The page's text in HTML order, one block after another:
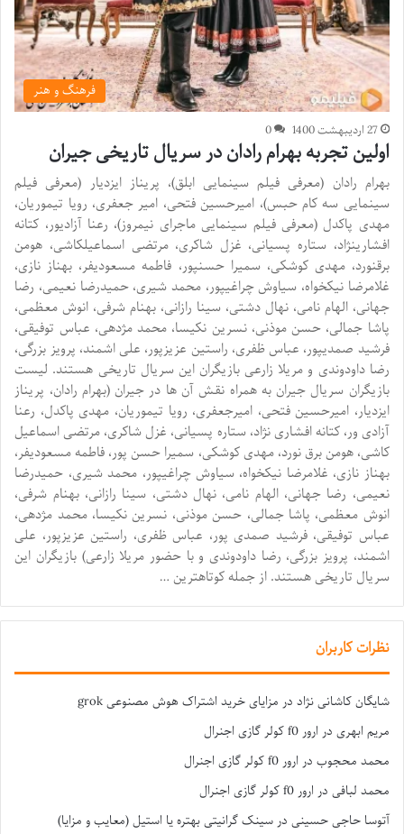
فرهنگ و هنر
27 اردیبهشت 1400 0
اولین تجربه بهرام رادان در سریال تاریخی جیران
بهرام رادان (معرفی فیلم سینمایی ابلق)، پریناز ایزدیار (معرفی فیلم
سینمایی سه کام حبس)، امیرحسین فتحی، امیر جعفری، رویا تیموریان،
مهدی پاکدل (معرفی فیلم سینمایی ماجرای نیمروز)، رعنا آزادیور، کتانه
افشارینژاد، ستاره پسیانی، غزل شاکری، مرتضی اسماعیلکاشی، هومن
برقنورد، مهدی کوشکی، سمیرا حسنپور، فاطمه مسعودیفر، بهناز نازی،
غلامرضا نیکخواه، سیاوش چراغیپور، محمد شیری، حمیدرضا نعیمی، رضا
جهانی، الهام نامی، نهال دشتی، سینا رازانی، بهنام شرفی، انوش معظمی،
پاشا جمالی، حسن موذنی، نسرین نکیسا، محمد مژدهی، عباس توفیقی،
فرشید صمدیپور، عباس ظفری، راستین عزیزپور، علی اشمند، پرویز بزرگی،
رضا داودوندی و مریلا زارعی بازیگران این سریال تاریخی هستند. لیست
بازیگران سریال جیران به همراه نقش آن ها در جیران (بهرام رادان، پریناز
ایزدیار، امیرحسین فتحی، امیرجعفری، رویا تیموریان، مهدی پاکدل، رعنا
آزادی ور، کتانه افشاری نژاد، ستاره پسیانی، غزل شاکری، مرتضی اسماعیل
کاشی، هومن برق نورد، مهدی کوشکی، سمیرا حسن پور، فاطمه مسعودیفر،
بهناز نازی، غلامرضا نیکخواه، سیاوش چراغیپور، محمد شیری، حمیدرضا
نعیمی، رضا جهانی، الهام نامی، نهال دشتی، سینا رازانی، بهنام شرفی،
انوش معظمی، پاشا جمالی، حسن موذنی، نسرین نکیسا، محمد مژدهی،
عباس توفیقی، فرشید صمدی پور، عباس ظفری، راستین عزیزپور، علی
اشمند، پرویز بزرگی، رضا داودوندی و با حضور مریلا زارعی) بازیگران این
سریال تاریخی هستند. از جمله کوتاهترین …
نظرات کاربران
شایگان کاشانی نژاد در مزایای خرید اشتراک هوش مصنوعی grok
مریم ابهری در ارور f0 کولر گازی اجنرال
محمد محجوب در ارور f0 کولر گازی اجنرال
محمد لبافی در ارور f0 کولر گازی اجنرال
آتوسا حاجی حسینی درسینک گرانیتی بهتره یا استیل (معایب و مزایا)